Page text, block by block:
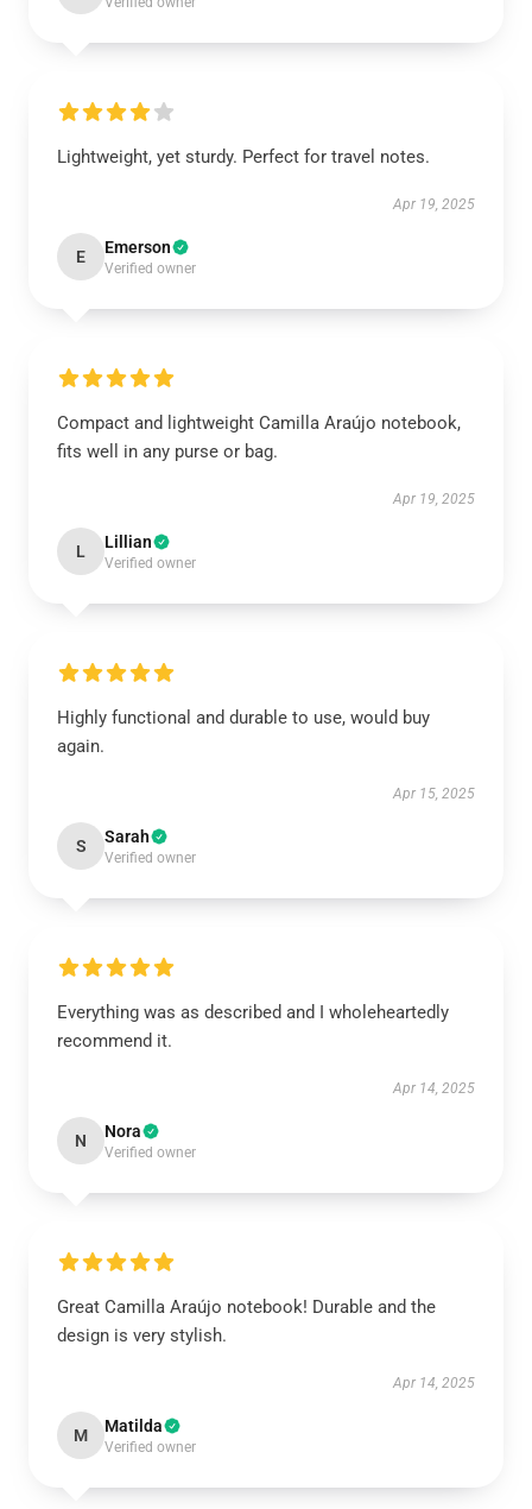
Lightweight, yet sturdy. Perfect for travel notes.
Apr 19, 2025
E Emerson
Verified owner
Compact and lightweight Camilla Araújo notebook,
fits well in any purse or bag.
Apr 19, 2025
L Lillian
Verified owner
Highly functional and durable to use, would buy
again.
Apr 15, 2025
S Sarah
Verified owner
Everything was as described and I wholeheartedly
recommend it.
Apr 14, 2025
N Nora
Verified owner
Great Camilla Araújo notebook! Durable and the
design is very stylish.
Apr 14, 2025
M Matilda
Verified owner